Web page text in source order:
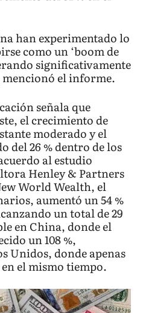
han experimentado lo
como un ‘boom de
significativamente
mencionó el informe.
señala que
el crecimiento de
moderado y el
del 26 % dentro de los
al estudio
Henley & Partners
World Wealth, el
aumentó un 54 %
un total de 29
en China, donde el
un 108 %,
Unidos, donde apenas
el mismo tiempo.